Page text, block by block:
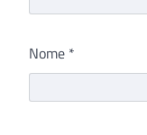
Nome *